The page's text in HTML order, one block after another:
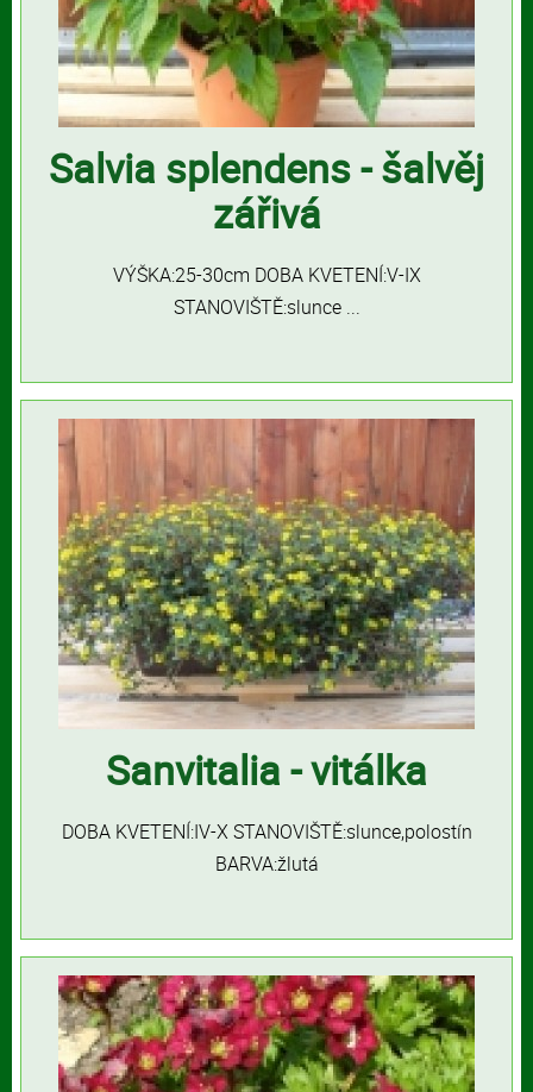
Salvia splendens - šalvěj
zářivá
VÝŠKA:25-30cm DOBA KVETENÍ:V-IX
STANOVIŠTĚ:slunce ...
Sanvitalia - vitálka
DOBA KVETENÍ:IV-X STANOVIŠTĚ:slunce,polostín
BARVA:žlutá